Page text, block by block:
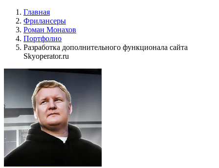
Главная
Фрилансеры
Роман Монахов
Портфолио
Разработка дополнительного функционала сайта
Skyoperator.ru